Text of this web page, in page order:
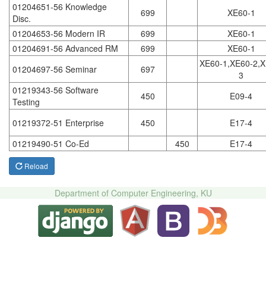
01204651-56 Knowledge
Disc.
699
XE60-1
01204653-56 Modern IR
699
XE60-1
01204691-56 Advanced RM
699
XE60-1
01204697-56 Seminar
697
XE60-1,XE60-
3
01219343-56 Software
Testing
450 E09-4
01219372-51 Enterprise 450
E17-4
01219490-51 Co-Ed
450 E17-4
Reload
Department of Computer Engineering, KU